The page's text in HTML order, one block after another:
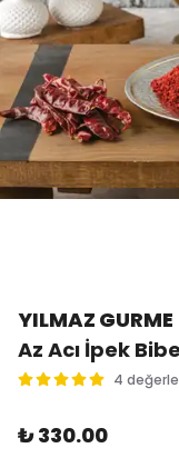
YILMAZ GURME
Az Acı İpek
4
₺ 330.00